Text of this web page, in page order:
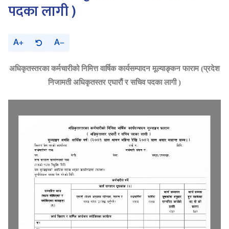
पदका लागी )
A A
अधिकृतस्तरकाकर्मचारीकोनिमित्त वार्षिककार्यसम्पादन मूल्याङ्कन फाराम (प्रदेश
निजामती अधिकृतस्तर एघारौं र सचिव पदका लागी )